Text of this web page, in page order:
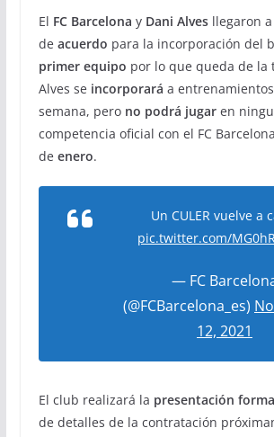
El FC Barcelona y Dani Alvesllegaron
de acuerdo para la incorporación del
primer equipo por lo que queda de la
Alves se incorporará a
semana, pero no podrá jugar en
competencia oficial con el FC
de enero.
Un CULER vuelve a
pic.twitter.com/
— FC
(@FCBarcelona_es)
12, 2021
El club realizará la presentación
de detalles de la contratación